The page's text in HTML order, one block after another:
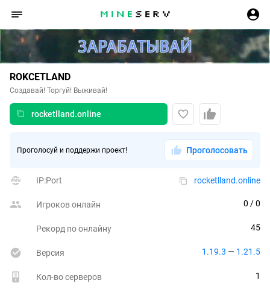
ROKCETLAND
Создавай! Торгуй! Выживай!
rocketlland.online
Проголосуй и поддержи проект! Проголосовать
IP:Port rocketlland.online
Игроков онлайн 0 / 0
Рекорд по онлайну 45
Версия 1.19.3 — 1.21.5
Кол-во серверов 1